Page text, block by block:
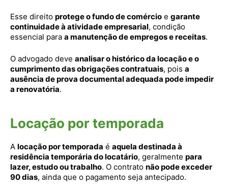
Esse direito protege o fundo de comércio e garante
continuidade à atividade empresarial, condição
essencial para a manutenção de empregos e receitas.
O advogado deve analisar o histórico da locação e o
cumprimento das obrigações contratuais, pois a
ausência de prova documental adequada pode impedir
a renovatória.
Locação por temporada
A locação por temporada é aquela destinada à
residência temporária do locatário, geralmente para
lazer, estudo ou trabalho. O contrato não pode exceder
90 dias, ainda que o pagamento seja antecipado.